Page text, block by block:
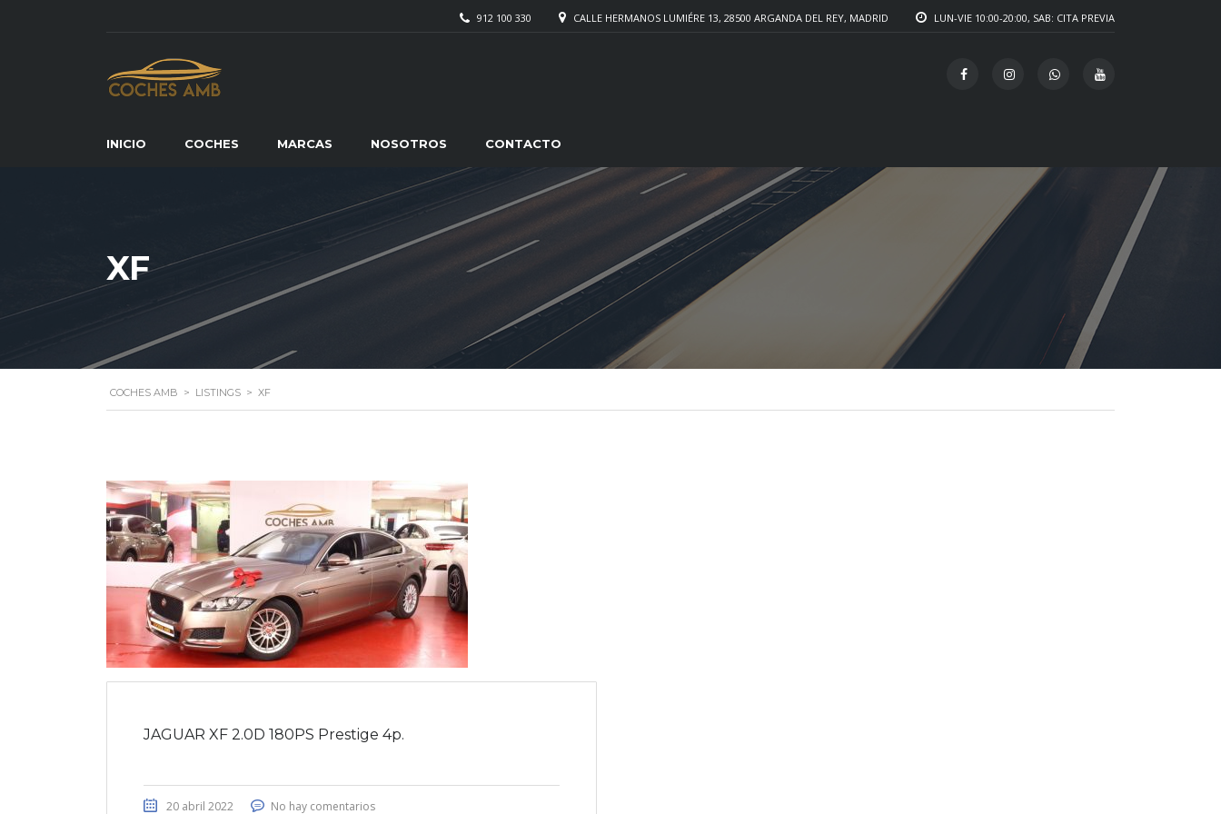
LUN-VIE 10:00-20:00, SAB: CITA PREVIA
CALLE HERMANOS LUMIÉRE 13, 28500 ARGANDA DEL REY, MADRID
912 100 330
INICIO COCHES MARCAS NOSOTROS CONTACTO
XF
COCHES AMB > LISTINGS > XF
JAGUAR XF 2.0D 180PS Prestige 4p.
20 abril 2022 No hay comentarios